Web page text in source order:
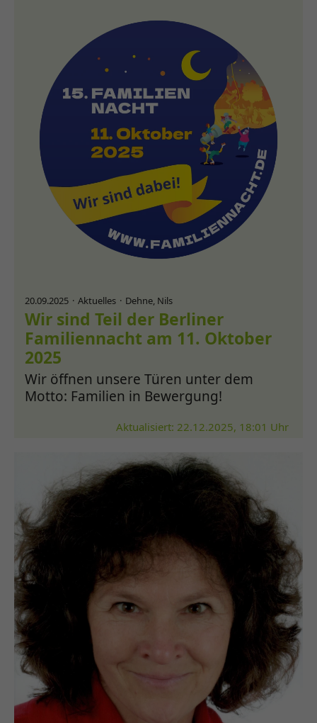
20.09.2025 Aktuelles Dehne, Nils
Wir sind Teil der Berliner
Familiennacht am 11. Oktober
2025
Wir öffnen unsere Türen unter dem
Motto: Familien in Bewergung!
Aktualisiert: 22.12.2025, 18:01 Uhr